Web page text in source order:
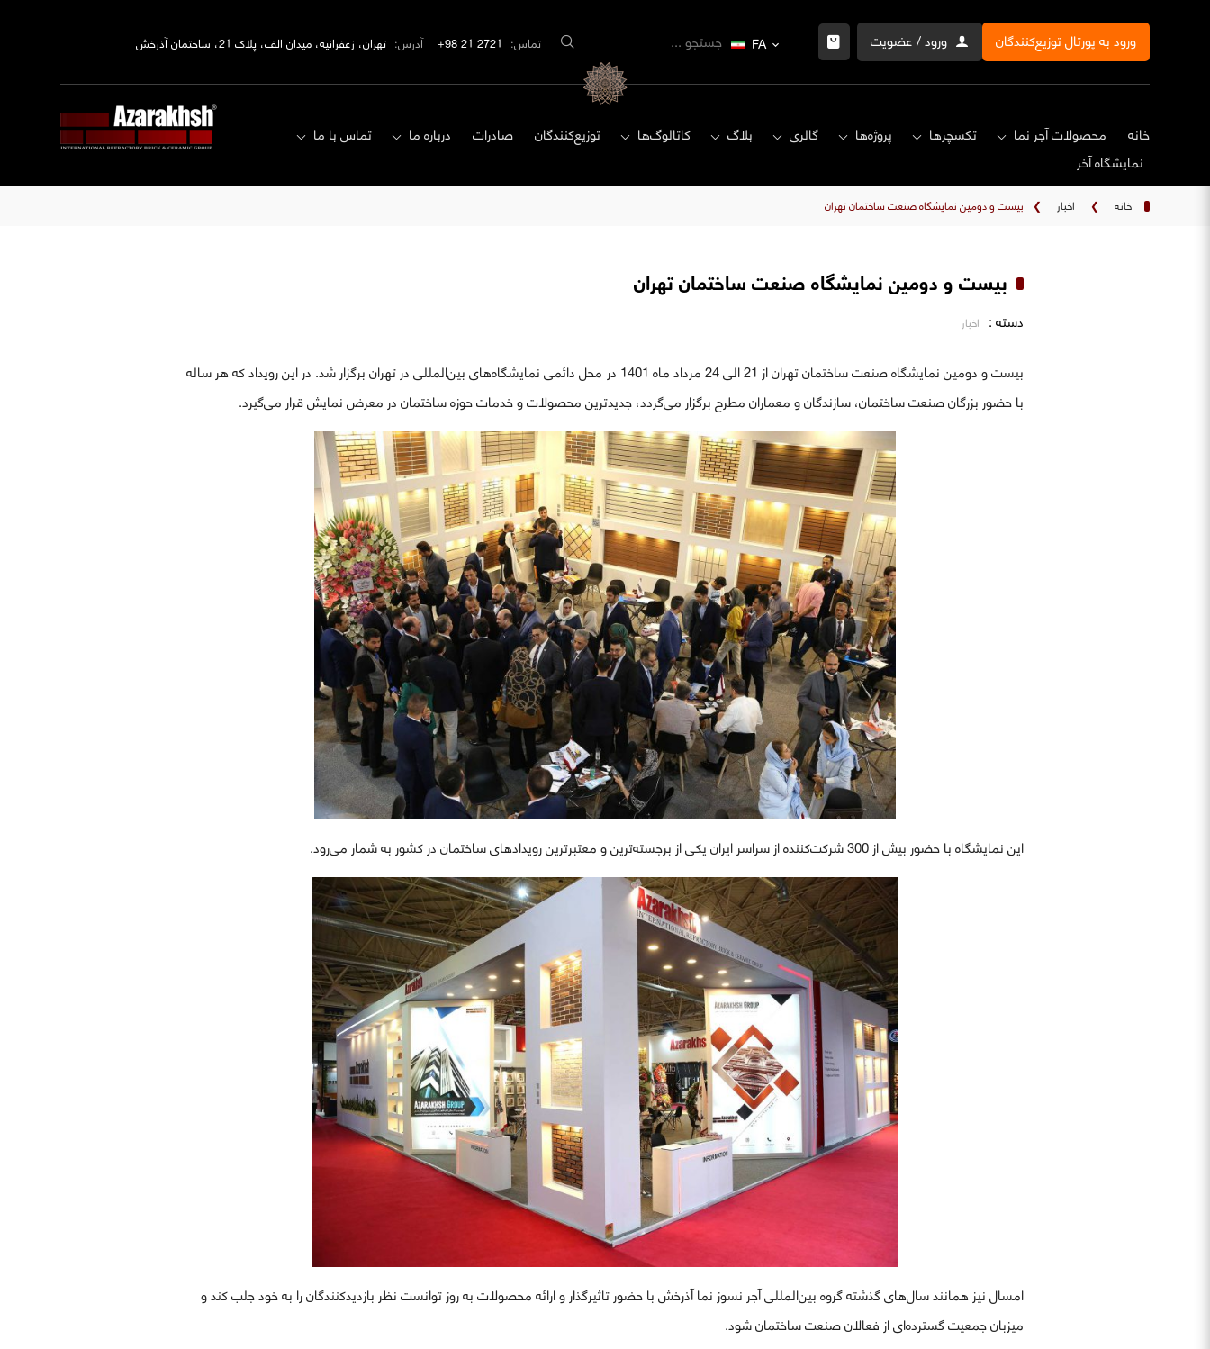
ورود به پورتال توزیع‌کنندگان ورود / عضویت FA تماس: 2721 21 98+ آدرس: تهران، زعفرانیه، میدان الف، پلاک 21، ساختمان آذرخش
خانه محصولات آجر نما تکسچرها پروژه‌ها گالری بلاگ کاتالوگ‌ها توزیع‌کنندگان صادرات درباره ما
تماس با ما
نمایشگاه‌ آخر
خانه ❯ اخبار ❯ بیست و دومین نمایشگاه صنعت ساختمان تهران
بیست و دومین نمایشگاه صنعت ساختمان تهران
دسته : اخبار
بیست و دومین نمایشگاه صنعت ساختمان تهران از 21 الی 24 مرداد ماه 1401 در محل دائمی نمایشگاه‌های بین‌المللی در تهران برگزار شد. در این رویداد که هر ساله
با حضور بزرگان صنعت ساختمان، سازندگان و معماران مطرح برگزار می‌گردد، جدیدترین محصولات و خدمات حوزه ساختمان در معرض نمایش قرار می‌گیرد.
این نمایشگاه با حضور بیش از 300 شرکت‌کننده از سراسر ایران یکی از برجسته‌ترین و معتبر‌ترین رویدادهای ساختمان در کشور به شمار می‌رود.
امسال نیز همانند سال‌های گذشته گروه بین‌المللی آجر نسوز نما آذرخش با حضور تاثیرگذار و ارائه محصولات به روز توانست نظر بازدیدکنندگان را به خود جلب کند و
میزبان جمعیت گسترده‌ای از فعالان صنعت ساختمان شود.